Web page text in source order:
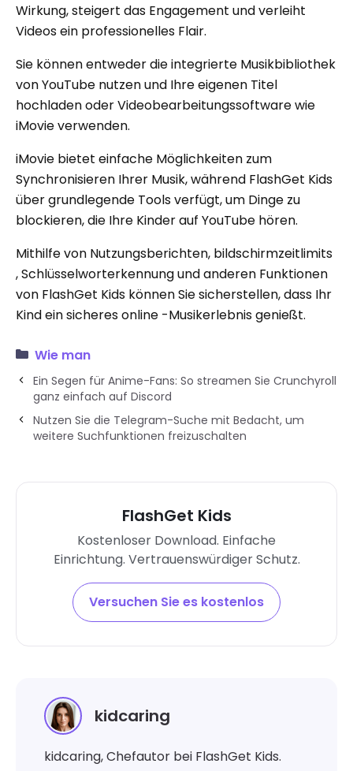
Wirkung, steigert das Engagement und verleiht
Videos ein professionelles Flair.
Sie können entweder die integrierte Musikbibliothek
von YouTube nutzen und Ihre eigenen Titel
hochladen oder Videobearbeitungssoftware wie
iMovie verwenden.
iMovie bietet einfache Möglichkeiten zum
Synchronisieren Ihrer Musik, während FlashGet Kids
über grundlegende Tools verfügt, um Dinge zu
blockieren, die Ihre Kinder auf YouTube hören.
Mithilfe von Nutzungsberichten, bildschirmzeitlimits
, Schlüsselworterkennung und anderen Funktionen
von FlashGet Kids können Sie sicherstellen, dass Ihr
Kind ein sicheres online -Musikerlebnis genießt.
Wie man
Ein Segen für Anime-Fans: So streamen Sie Crunchyroll
ganz einfach auf Discord
Nutzen Sie die Telegram-Suche mit Bedacht, um
weitere Suchfunktionen freizuschalten
FlashGet Kids
Kostenloser Download. Einfache
Einrichtung. Vertrauenswürdiger Schutz.
Versuchen Sie es kostenlos
kidcaring
kidcaring, Chefautor bei FlashGet Kids.